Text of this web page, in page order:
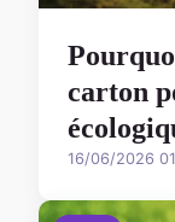
carton
16/06/2026